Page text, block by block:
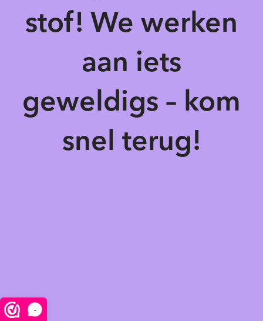
-
stof! We werken
aan iets
geweldigs – kom
snel terug!